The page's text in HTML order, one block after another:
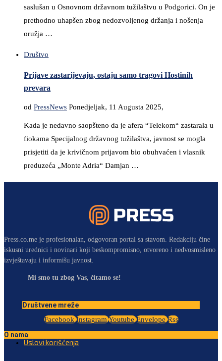
saslušan u Osnovnom državnom tužilaštvu u Podgorici. On je
prethodno uhapšen zbog nedozvoljenog držanja i nošenja
oružja …
Društvo
Prijave zastarijevaju, ostaju samo tragovi Hostinih
prevara
od PressNews Ponedjeljak, 11 Augusta 2025,
Kada je nedavno saopšteno da je afera “Telekom“ zastarala u
fiokama Specijalnog državnog tužilaštva, javnost se mogla
prisjetiti da je krivičnom prijavom bio obuhvaćen i vlasnik
preduzeća „Monte Adria“ Damjan …
Press.co.me je profesionalan, odgovoran portal sa stavom. Redakciju čine
iskusni urednici i novinari koji beskompromisno, otvoreno i nedvosmisleno
izvještavaju i informišu javnost.
Mi smo tu zbog Vas, čitamo se!
Društvene mreže
Facebook Instagram Youtube Envelope Rss
O nama
Uslovi korišćenja